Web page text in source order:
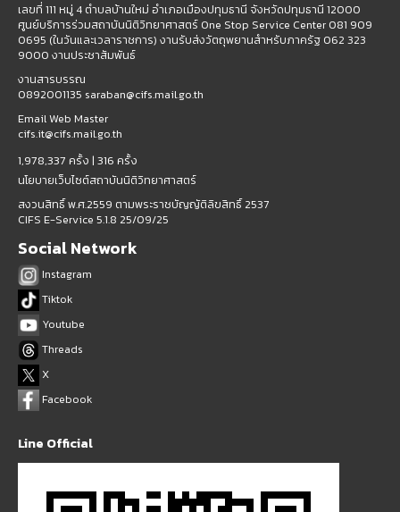
เลขที่ 111 หมู่ 4 ตำบลบ้านใหม่ อำเภอเมืองปทุมธานี จังหวัดปทุมธานี 12000
ศูนย์บริการร่วมสถาบันนิติวิทยาศาสตร์ One Stop Service Center 081 909
0695 (ในวันและเวลาราชการ) งานรับส่งวัตถุพยานสำหรับภาครัฐ 062 323
9000 งานประชาสัมพันธ์
งานสารบรรณ
0892001135 saraban@cifs.mail.go.th
Email Web Master
cifs.it@cifs.mail.go.th
1,978,337 ครั้ง | 316 ครั้ง
นโยบายเว็บไซต์สถาบันนิติวิทยาศาสตร์
สงวนสิทธิ์ พ.ศ.2559 ตามพระราชบัญญัติลิขสิทธิ์ 2537
CIFS E-Service 5.1.8 25/09/25
Social Network
Instagram
Tiktok
Youtube
Threads
X
Facebook
Line Official